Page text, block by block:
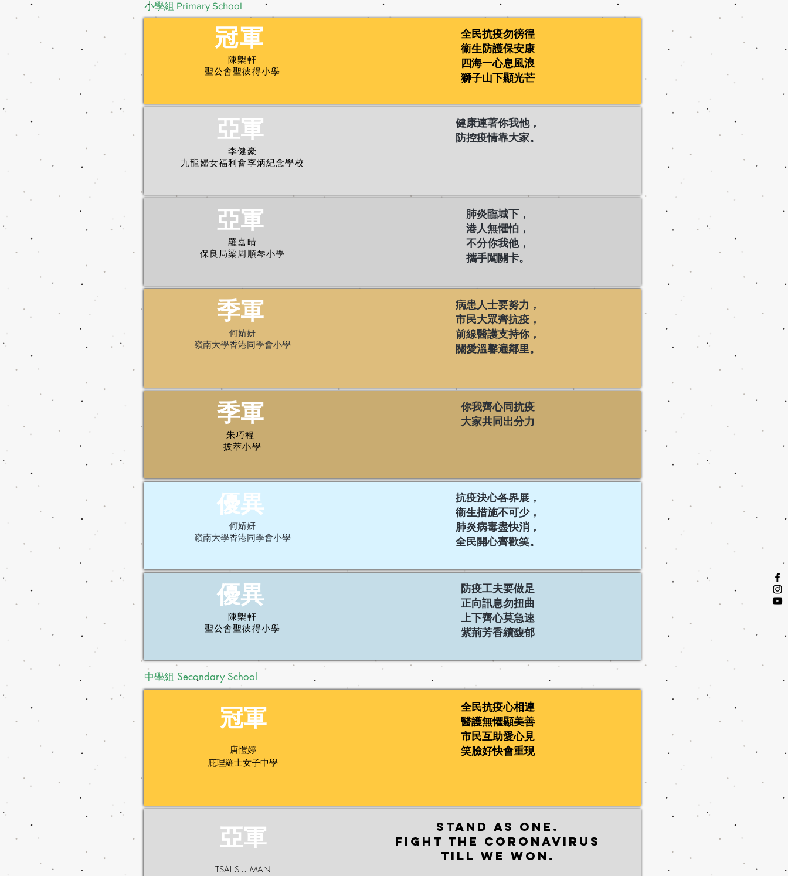
小學組 Primary School
​冠軍
陳㮾軒
聖公會聖彼得小學
全民抗疫勿徬徨
衞生防護保安康
四海一心息風浪
獅子山下顯光芒
亞軍
李健豪
九龍婦女福利會李炳紀念學校
健康連著你我他，
防控疫情靠大家。
亞軍
羅嘉晴
保良局梁周順琴小學
肺炎臨城下，
港人無懼怕，
不分你我他，
攜手闖關卡。
季軍
何婧妍
嶺南大學香港同學會小學
病患人士要努力，
市民大眾齊抗疫，
前線醫護支持你，
關愛溫馨遍鄰里。
季軍
朱巧程
拔萃小學
你我齊心同抗疫
大家共同出分力
優異
何婧妍
嶺南大學香港同學會小學
抗疫決心各界展，
衞生措施不可少，
肺炎病毒盡快消，
全民開心齊歡笑。
優異
陳㮾軒
聖公會聖彼得小學
防疫工夫要做足
正向訊息勿扭曲
上下齊心莫急速
紫荊芳香續馥郁
中學組 Secondary School
​冠軍
唐愷婷
庇理羅士女子中學
全民抗疫心相連
醫護無懼顯美善
市民互助愛心見
笑臉好快會重現
亞軍
TSAI SIU MAN
Stand as one.
Fight the coronavirus
till we won.